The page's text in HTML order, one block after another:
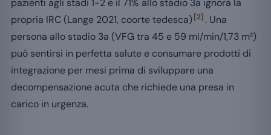
pazienti agli stadi 1-2 e il 71% allo stadio 3a ignora la
propria IRC (Lange 2021, coorte tedesca) [2] . Una
persona allo stadio 3a (VFG tra 45 e 59 ml/min/1,73 m²)
può sentirsi in perfetta salute e consumare prodotti di
integrazione per mesi prima di sviluppare una
decompensazione acuta che richiede una presa in
carico in urgenza.